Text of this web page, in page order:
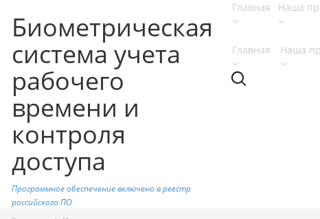
Биометрическая
система учета
рабочего
времени и
контроля
доступа
Программное обеспечение включено в реестр
российского ПО
Главная Наша
Главная Наша